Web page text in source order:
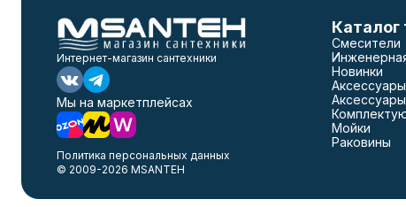
Интернет-магазин сантехники
Мы на маркетплейсах
Каталог
Смесители
Новинки
Мойки
Раковины
Политика персональных данных
© 2009-2026 MSANTEH